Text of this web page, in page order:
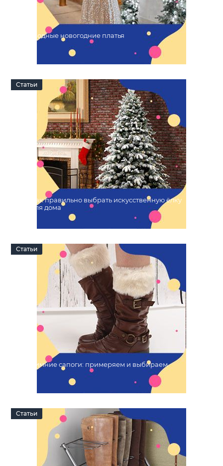
Модные новогодние платья
Статьи
Как правильно выбрать искусственную ёлку
для дома
Статьи
Зимние сапоги: примеряем и выбираем
Статьи